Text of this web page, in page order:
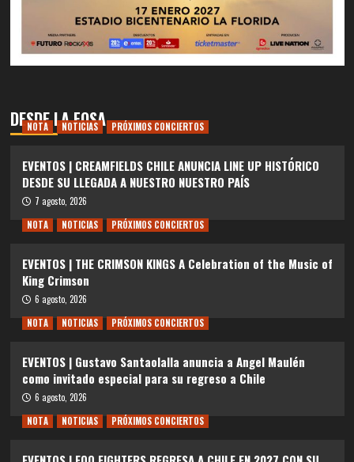
DESDE LA FOSA
NOTA NOTICIAS PRÓXIMOS CONCIERTOS
EVENTOS | CREAMFIELDS CHILE ANUNCIA LINE UP HISTÓRICO
DESDE SU LLEGADA A NUESTRO NUESTRO PAÍS
7 agosto, 2026
NOTA
NOTICIAS PRÓXIMOS CONCIERTOS
EVENTOS | THE CRIMSON KINGS A Celebration of the Music of
King Crimson
6 agosto, 2026
NOTA
NOTICIAS PRÓXIMOS CONCIERTOS
EVENTOS | Gustavo Santaolalla anuncia a Angel Maulén
como invitado especial para su regreso a Chile
6 agosto, 2026
NOTA
NOTICIAS PRÓXIMOS CONCIERTOS